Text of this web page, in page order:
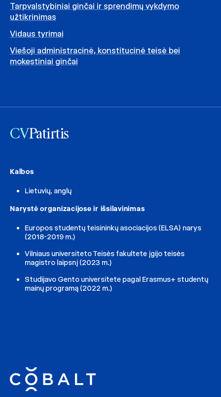
Tarpvalstybiniai ginčai ir sprendimų vykdymo
užtikrinimas
Vidaus tyrimai
Viešoji administracinė, konstitucinė teisė bei
mokestiniai ginčai
CVPatirtis
Kalbos
Lietuvių, anglų
Narystė organizacijose ir išsilavinimas
Europos studentų teisininkų asociacijos (ELSA) narys
(2018-2019 m.)
Vilniaus universiteto Teisės fakultete įgijo teisės
magistro laipsnį (2023 m.)
Studijavo Gento universitete pagal Erasmus+ studentų
mainų programą (2022 m.)